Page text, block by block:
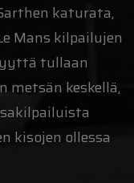
katurata,
Mans kilpailujen
tullaan
metsän keskellä,
kisojen ollessa